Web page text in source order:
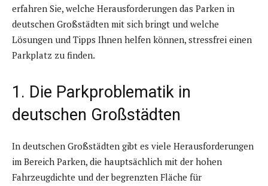
erfahren Sie, welche Herausforderungen das Parken in
deutschen Großstädten mit sich bringt und welche
Lösungen und Tipps Ihnen helfen können, stressfrei einen
Parkplatz zu finden.
1. Die Parkproblematik in
deutschen Großstädten
In deutschen Großstädten gibt es viele Herausforderungen
im Bereich Parken, die hauptsächlich mit der hohen
Fahrzeugdichte und der begrenzten Fläche für